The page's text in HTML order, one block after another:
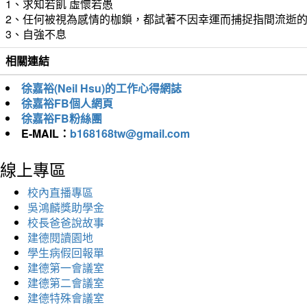
1、求知若飢 虛懷若愚
2、任何被視為感情的枷鎖，都試著不因幸運而捕捉指間流逝
3、自強不息
相關連結
徐嘉裕(Neil Hsu)的工作心得網誌
徐嘉裕FB個人網頁
徐嘉裕FB粉絲團
E-MAIL： b168168tw@gmail.com
線上專區
校內直播專區
吳鴻麟獎助學金
校長爸爸說故事
建德閱讀園地
學生病假回報單
建德第一會議室
建德第二會議室
建德特殊會議室